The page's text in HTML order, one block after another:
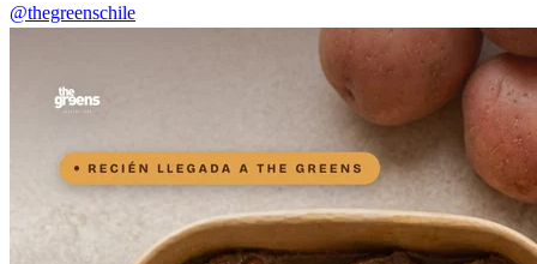
@thegreenschile